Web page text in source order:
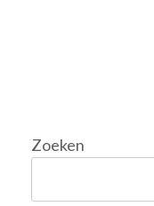
Zoeken